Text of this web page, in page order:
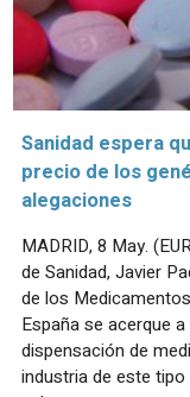
Sanidad espera
precio de los
alegaciones
MADRID, 8 May.
de Sanidad, Javier
de los
España se acerque
dispensación de
industria de este